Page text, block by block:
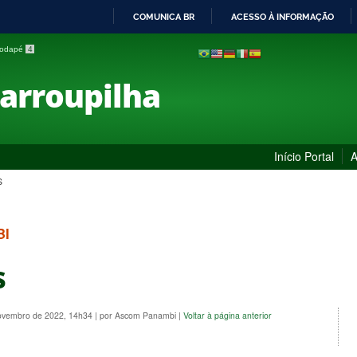
PARA
COMUNICA BR ACESSO À INFORMAÇÃO
4
Início Portal
de 2022, 14h34 | por Ascom Panambi | Voltar à página anterior